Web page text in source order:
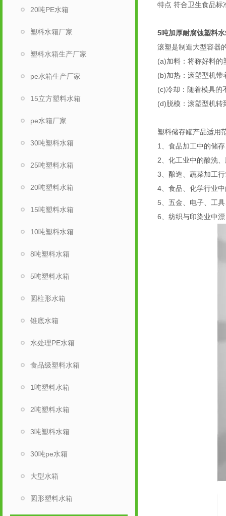
20吨PE水箱
塑料水箱厂家
塑料水箱生产厂家
pe水箱生产厂家
15立方塑料水箱
pe水箱厂家
30吨塑料水箱
25吨塑料水箱
20吨塑料水箱
15吨塑料水箱
10吨塑料水箱
8吨塑料水箱
5吨塑料水箱
圆柱形水箱
锥底水箱
水处理PE水箱
食品级塑料水箱
1吨塑料水箱
2吨塑料水箱
3吨塑料水箱
30吨pe水箱
大型水箱
圆形塑料水箱
特点 符合卫生食品标
5吨加厚耐腐蚀塑料
滚塑是制造大型容
(a)加料：将称好料
(b)加热：滚塑型机
(c)冷却：随着模具
(d)脱模：滚塑型机转
塑料储存罐产品适用
1、食品加工中的
2、化工业中的酸洗
3、酿造、蔬菜加
4、食品、化学行
5、五金、电子、工
6、纺织与印染业中